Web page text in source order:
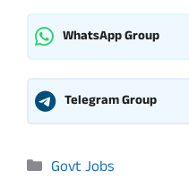
WhatsApp Group
Telegram Group
Categories
Govt Jobs